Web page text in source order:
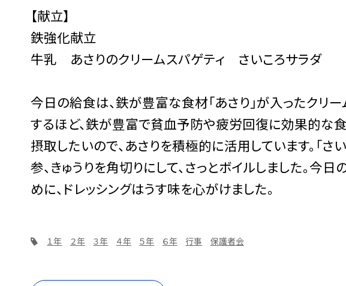
【献立】
鉄強化献立
牛乳 あさりのクリームスパゲティ さいころサラダ
今日の給食は、鉄が豊富な食材「あさり」が入ったクリ
するほど、鉄が豊富で貧血予防や疲労回復に効果的な食
摂取したいので、あさりを積極的に活用しています。「さ
参、きゅうりを角切りにして、さっとボイルしました。今
めに、ドレッシングはうす味を心がけました。
１年 ２年 ３年 ４年 ５年 ６年 行事 保護者会